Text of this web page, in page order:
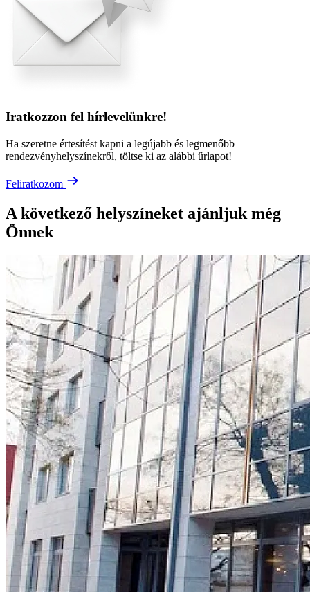
Iratkozzon fel hírlevelünkre!
Ha szeretne értesítést kapni a legújabb és legmenőbb
rendezvényhelyszínekről, töltse ki az alábbi űrlapot!
Feliratkozom
A következő helyszíneket ajánljuk még
Önnek